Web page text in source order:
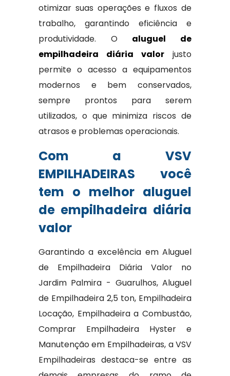
otimizar suas operações e fluxos de
trabalho, garantindo eficiência e
produtividade. O aluguel de
empilhadeira diária valor justo
permite o acesso a equipamentos
modernos e bem conservados,
sempre prontos para serem
utilizados, o que minimiza riscos de
atrasos e problemas operacionais.
Com a VSV
EMPILHADEIRAS você
tem o melhor aluguel
de empilhadeira diária
valor
Garantindo a excelência em Aluguel
de Empilhadeira Diária Valor no
Jardim Palmira - Guarulhos, Aluguel
de Empilhadeira 2,5 ton, Empilhadeira
Locação, Empilhadeira a Combustão,
Comprar Empilhadeira Hyster e
Manutenção em Empilhadeiras, a VSV
Empilhadeiras destaca-se entre as